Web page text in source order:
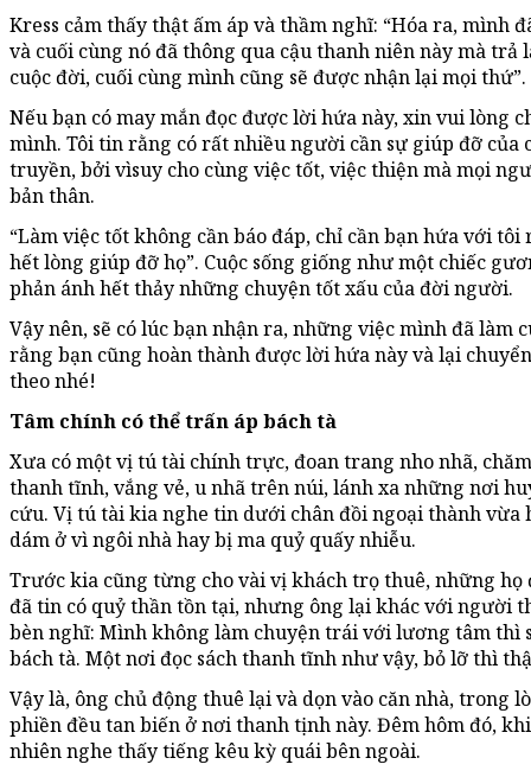
Kress cảm thấy thật ấm áp và thầm nghĩ: “Hóa ra, mình
và cuối cùng nó đã thông qua cậu thanh niên này mà
cuộc đời, cuối cùng mình cũng sẽ được nhận lại mọi thứ”.
Nếu bạn có may mắn đọc được lời hứa này, xin vui lòng
mình. Tôi tin rằng có rất nhiều người cần sự giúp đỡ của
truyền, bởi vìsuy cho cùng việc tốt, việc thiện mà mọi
bản thân.
“Làm việc tốt không cần báo đáp, chỉ cần bạn hứa với
hết lòng giúp đỡ họ”. Cuộc sống giống như một chiếc
phản ánh hết thảy những chuyện tốt xấu của đời người.
Vậy nên, sẽ có lúc bạn nhận ra, những việc mình đã làm
rằng bạn cũng hoàn thành được lời hứa này và lại
theo nhé!
Tâm chính có thể trấn áp bách tà
Xưa có một vị tú tài chính trực, đoan trang nho nhã,
thanh tĩnh, vắng vẻ, u nhã trên núi, lánh xa những nơi
cứu. Vị tú tài kia nghe tin dưới chân đồi ngoại thành vừa
dám ở vì ngôi nhà hay bị ma quỷ quấy nhiễu.
Trước kia cũng từng cho vài vị khách trọ thuê, những
đã tin có quỷ thần tồn tại, nhưng ông lại khác với người
bèn nghĩ: Mình không làm chuyện trái với lương tâm thì
bách tà. Một nơi đọc sách thanh tĩnh như vậy, bỏ lỡ thì
Vậy là, ông chủ động thuê lại và dọn vào căn nhà, trong
phiền đều tan biến ở nơi thanh tịnh này. Đêm hôm đó,
nhiên nghe thấy tiếng kêu kỳ quái bên ngoài.